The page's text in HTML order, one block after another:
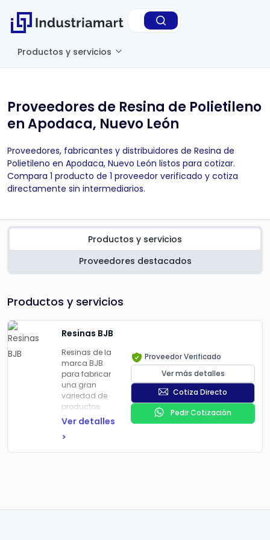
Productos y servicios
Proveedores de Resina de Polietileno
en Apodaca, Nuevo León
Proveedores, fabricantes y distribuidores de Resina de
Polietileno en Apodaca, Nuevo León listos para cotizar.
Compara 1 producto de 1 proveedor verificado y cotiza
directamente sin intermediarios.
Productos y servicios
Proveedores destacados
Productos y servicios
Resinas BJB
Resinas de la
marca BJB
para fabricar
una gran
variedad de
productos
plásticos. Son
se pueden
moldear y
Se pueden
Ver detalles
>
Proveedor Verificado
Ver más detalles
Cotiza Directo
Pedir Cotización